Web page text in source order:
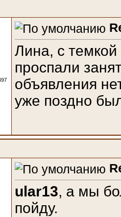
Лина, с
проспали
объявления
уже поздно
ular13, а мы
пойду.